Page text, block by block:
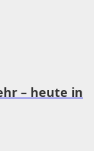
– heute in